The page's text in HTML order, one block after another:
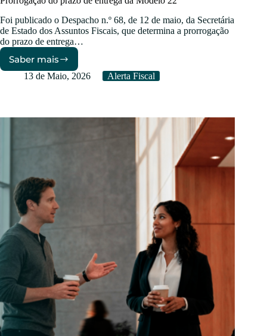
Foi publicado o Despacho n.º 68, de 12 de maio, da Secretária
de Estado dos Assuntos Fiscais, que determina a prorrogação
do prazo de entrega…
Saber maisProrrogação
do
da
22
13 de Maio, 2026 Alerta Fiscal